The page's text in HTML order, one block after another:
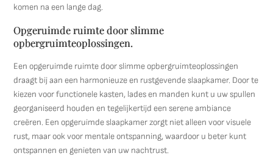
komen na een lange dag.
Opgeruimde ruimte door slimme
opbergruimteoplossingen.
Een opgeruimde ruimte door slimme opbergruimteoplossingen
draagt bij aan een harmonieuze en rustgevende slaapkamer. Door te
kiezen voor functionele kasten, lades en manden kunt u uw spullen
georganiseerd houden en tegelijkertijd een serene ambiance
creëren. Een opgeruimde slaapkamer zorgt niet alleen voor visuele
rust, maar ook voor mentale ontspanning, waardoor u beter kunt
ontspannen en genieten van uw nachtrust.